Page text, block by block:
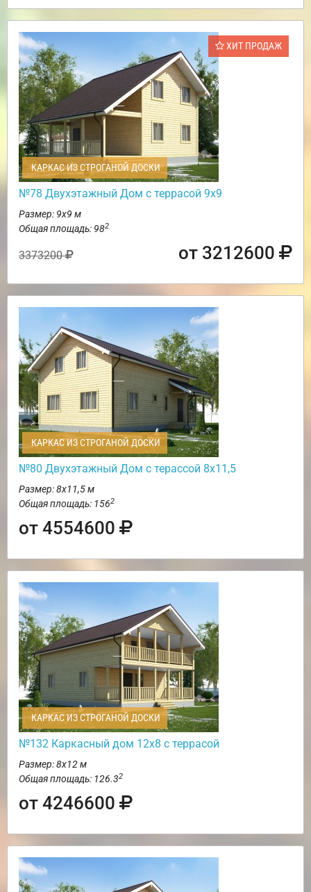
ХИТ ПРОДАЖ
КАРКАС ИЗ СТРОГАНОЙ ДОСКИ
№78 Двухэтажный Дом с террасой 9х9
Размер: 9х9 м
Общая площадь: 982
3373200 от 3212600
КАРКАС ИЗ СТРОГАНОЙ ДОСКИ
№80 Двухэтажный Дом с терассой 8х11,5
Размер: 8х11,5 м
Общая площадь: 1562
от 4554600
КАРКАС ИЗ СТРОГАНОЙ ДОСКИ
№132 Каркасный дом 12х8 с террасой
Размер: 8х12 м
Общая площадь: 126.32
от 4246600